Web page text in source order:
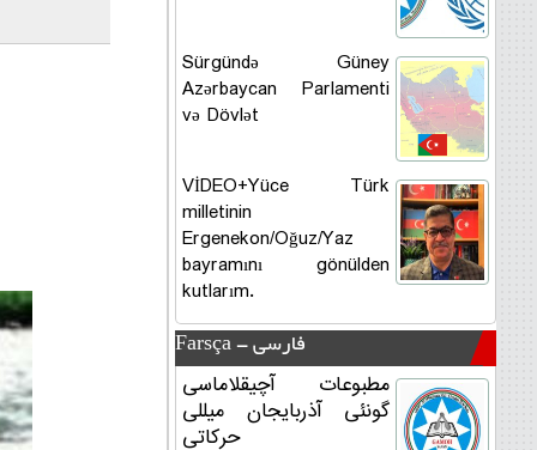
Sürgündə Güney
Azərbaycan Parlamenti
və Dövlət
VİDEO+Yüce Türk
milletinin
Ergenekon/Oğuz/Yaz
bayramını gönülden
kutlarım.
Farsça - فارسی
مطبوعات آچیقلاماسی
گونئی آذربایجان میللی
حرکاتی